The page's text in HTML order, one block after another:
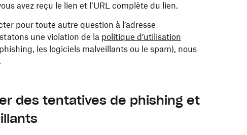
avez reçu le lien et l’URL complète du lien.
pour toute autre question à l’adresse
une violation de la politique d’utilisation
les logiciels malveillants ou le spam), nous
des tentatives de phishing et